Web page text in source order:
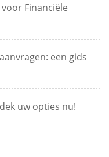
Financiële
een gids
uw opties nu!